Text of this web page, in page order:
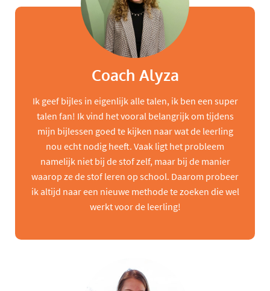
Coach Alyza
Ik geef bijles in eigenlijk alle talen, ik ben een super
talen fan! Ik vind het vooral belangrijk om tijdens
mijn bijlessen goed te kijken naar wat de leerling
nou echt nodig heeft. Vaak ligt het probleem
namelijk niet bij de stof zelf, maar bij de manier
waarop ze de stof leren op school. Daarom probeer
ik altijd naar een nieuwe methode te zoeken die wel
werkt voor de leerling!